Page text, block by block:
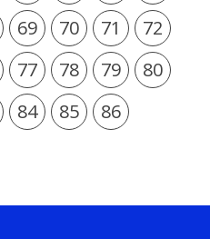
69 70 71
72
77 78 79
80
84 85 86